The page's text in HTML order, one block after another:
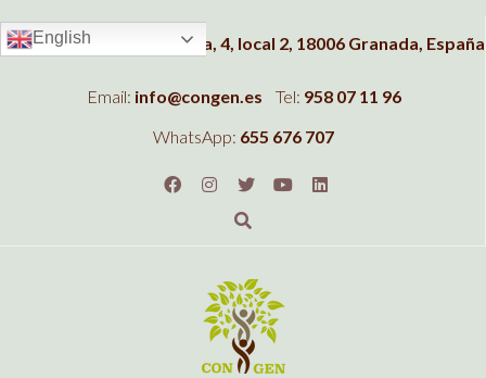
Dirección: C/Albahaca, 4, local 2, 18006 Granada, España
Email: info@congen.es Tel: 958 07 11 96
WhatsApp: 655 676 707
English